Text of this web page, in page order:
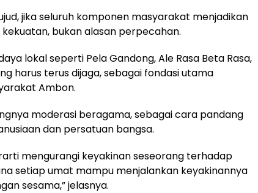
jika seluruh komponen masyarakat menjadikan
bukan alasan perpecahan.
lokal seperti Pela Gandong, Ale Rasa Beta Rasa,
harus terus dijaga, sebagai fondasi utama
Ambon.
moderasi beragama, sebagai cara pandang
dan persatuan bangsa.
mengurangi keyakinan seseorang terhadap
setiap umat mampu menjalankan keyakinannya
sesama,” jelasnya.